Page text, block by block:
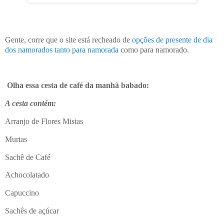
Gente, corre que o site está recheado de opções de presente de dia
dos namorados tanto para namorada como para namorado.
Olha essa cesta de café da manhã babado:
A cesta contém:
Arranjo de Flores Mistas
Murtas
Sachê de Café
Achocolatado
Capuccino
Sachês de açúcar